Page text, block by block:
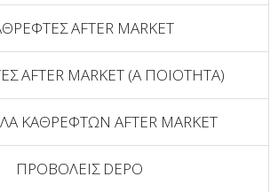
AFTER MARKET
AFTER MARKET (Α ΠΟΙΟΤΗΤΑ)
ΚΑΘΡΕΦΤΩΝ AFTER MARKET
ΠΡΟΒΟΛΕΙΣ DEPO